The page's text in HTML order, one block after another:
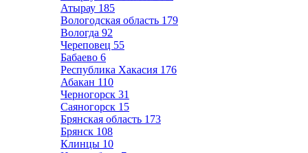
Атырау 185
Вологодская область 179
Вологда 92
Череповец 55
Бабаево 6
Республика Хакасия 176
Абакан 110
Черногорск 31
Саяногорск 15
Брянская область 173
Брянск 108
Клинцы 10